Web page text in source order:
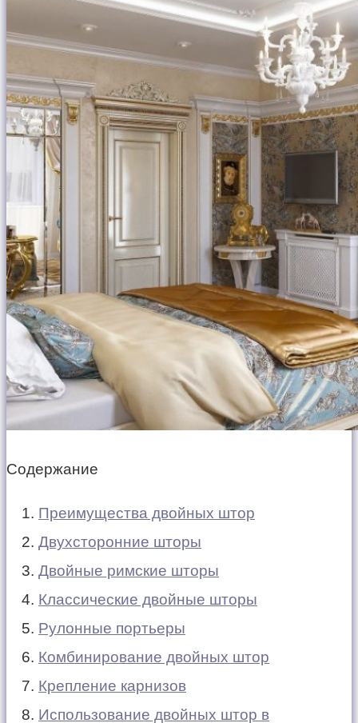
Содержание
Преимущества двойных штор
Двухсторонние шторы
Двойные римские шторы
Классические двойные шторы
Рулонные портьеры
Комбинирование двойных штор
Крепление карнизов
Использование двойных штор в